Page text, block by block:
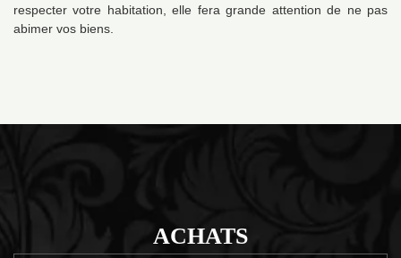
respecter votre habitation, elle fera grande attention de ne pas
abimer vos biens.
ACHATS